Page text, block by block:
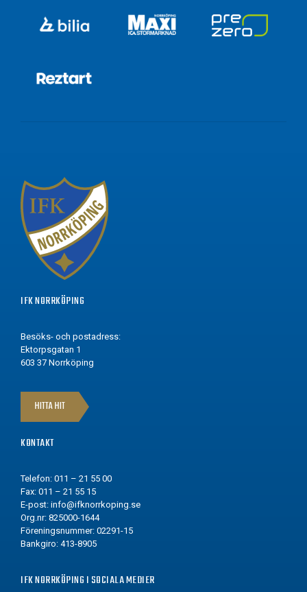
IFK NORRKÖPING
Besöks- och postadress:
Ektorpsgatan 1
603 37 Norrköping
HITTA HIT
KONTAKT
Telefon: 011 – 21 55 00
Fax: 011 – 21 55 15
E-post: info@ifknorrkoping.se
Org.nr: 825000-1644
Föreningsnummer: 02291-15
Bankgiro: 413-8905
IFK NORRKÖPING I SOCIALA MEDIER